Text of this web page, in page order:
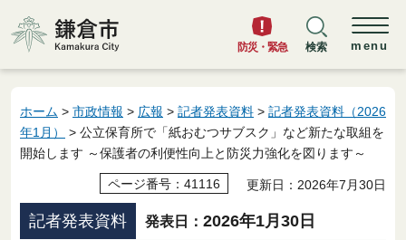
鎌倉市
防災・緊急 検索 menu
ホーム > 市政情報 > 広報 > 記者発表資料 > 記者発表資料（2026
年1月）
> 公立保育所で「紙おむつサブスク」など新たな取組を
開始します ～保護者の利便性向上と防災力強化を図ります～
ページ番号：41116 更新日：2026年7月30日
記者発表資料 発表日： 2026年1月30日